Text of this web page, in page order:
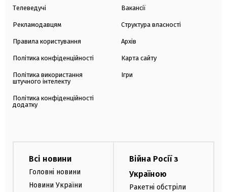
Телеведучі
Рекламодавцям
Правила користування
Політика конфіденційності
Політика використання
штучного інтелекту
Політика конфіденційності
додатку
Вакансії
Структура власності
Архів
Карта сайту
Ігри
Всі новини
Головні новини
Новини України
Війна Росії з
Україною
Ракетні обстріли